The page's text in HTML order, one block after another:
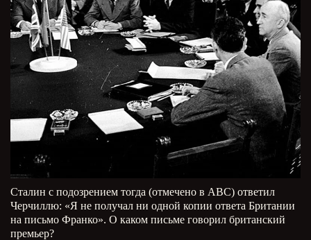
Сталин с подозрением тогда (отмечено в АВС) ответил
Черчиллю: «Я не получал ни одной копии ответа Британии
на письмо Франко». О каком письме говорил британский
премьер?